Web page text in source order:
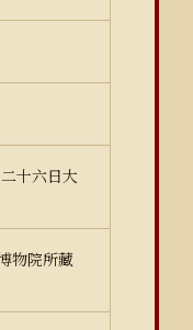
十六日大
物院所藏